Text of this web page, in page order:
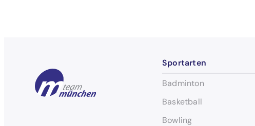
Sportarten
Badminton
Basketball
Bowling